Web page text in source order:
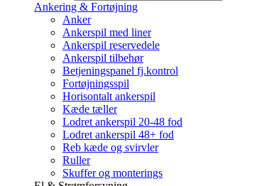
Ankering & Fortøjning
Anker
Ankerspil med liner
Ankerspil reservedele
Ankerspil tilbehør
Betjeningspanel fj.kontrol
Fortøjningsspil
Horisontalt ankerspil
Kæde tæller
Lodret ankerspil 20-48 fod
Lodret ankerspil 48+ fod
Reb kæde og svirvler
Ruller
Skuffer og monterings